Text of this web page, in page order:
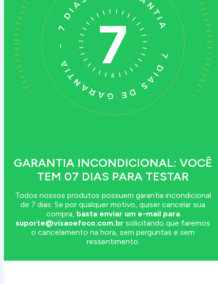
GARANTIA INCONDICIONAL: VOCÊ
TEM 07 DIAS PARA TESTAR
Todos nossos produtos possuem garantia incondicional
de 7 dias. Se por qualquer motivo, quiser cancelar sua
compra, basta enviar um e-mail para
suporte@visaoefoco.com.br solicitando que faremos
o cancelamento na hora, sem perguntas e sem
ressentimento.